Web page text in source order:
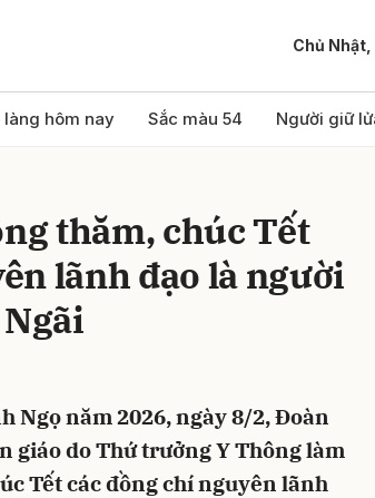
Chủ Nhật,
làng hôm nay Sắc màu 54 Người giữ
thăm, chúc Tết
lãnh đạo là người
Ngọ năm 2026, ngày 8/2, Đoàn
giáo do Thứ trưởng Y Thông làm
Tết các đồng chí nguyên lãnh
luận